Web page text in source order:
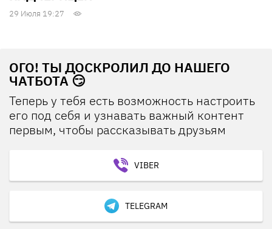
29 Июля 19:27
ОГО! ТЫ ДОСКРОЛИЛ ДО НАШЕГО
ЧАТБОТА 😏
Теперь у тебя есть возможность настроить
его под себя и узнавать важный контент
первым, чтобы рассказывать друзьям
VIBER
TELEGRAM